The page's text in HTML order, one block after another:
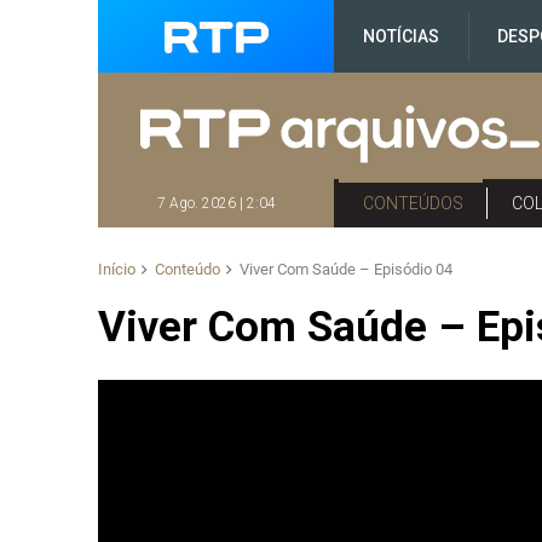
NOTÍCIAS
7 Ago. 2026 | 2:04 CONTEÚDOS
Início Conteúdo Viver Com Saúde – Episódio 04
Viver Com Saúde –